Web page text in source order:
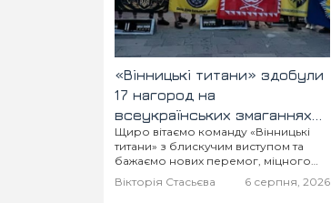
«Вінницькі титани» здобули
17 нагород на
всеукраїнських змаганнях
«Сильні України»
Щиро вітаємо команду «Вінницькі
титани» з блискучим виступом та
бажаємо нових перемог, міцного
здоров'я і подальших спортивних
звершень!
Вікторія Стасьєва 6 серпня, 2026